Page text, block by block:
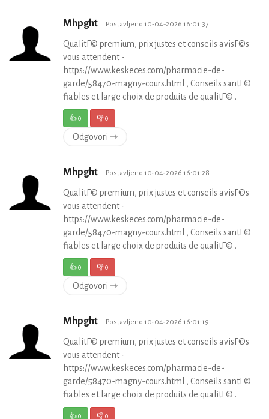
Mhpght Postavljeno 10-04-2026 16:01:37
QualitГ© premium, prix justes et conseils avisГ©s
vous attendent -
https://www.keskeces.com/pharmacie-de-
garde/58470-magny-cours.html , Conseils santГ©
fiables et large choix de produits de qualitГ© .
👍0 👎0
Odgovori ⇾
Mhpght Postavljeno 10-04-2026 16:01:28
QualitГ© premium, prix justes et conseils avisГ©s
vous attendent -
https://www.keskeces.com/pharmacie-de-
garde/58470-magny-cours.html , Conseils santГ©
fiables et large choix de produits de qualitГ© .
👍0 👎0
Odgovori ⇾
Mhpght Postavljeno 10-04-2026 16:01:19
QualitГ© premium, prix justes et conseils avisГ©s
vous attendent -
https://www.keskeces.com/pharmacie-de-
garde/58470-magny-cours.html , Conseils santГ©
fiables et large choix de produits de qualitГ© .
👍0 👎0